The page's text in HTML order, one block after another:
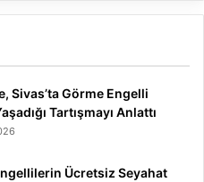
Sivas’ta Görme Engelli
Tartışmayı Anlattı
Ücretsiz Seyahat